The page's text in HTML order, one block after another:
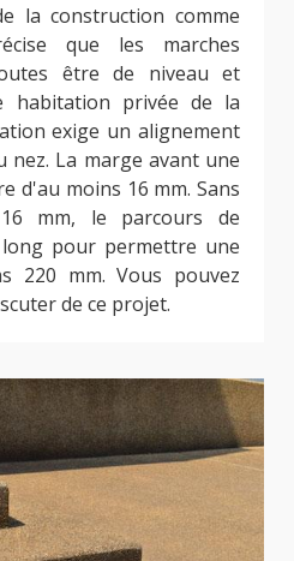
la construction comme
que les marches
être de niveau et
habitation privée de la
exige un alignement
nez. La marge avant une
d'au moins 16 mm. Sans
mm, le parcours de
pour permettre une
220 mm. Vous pouvez
de ce projet.